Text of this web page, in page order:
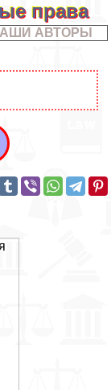
права
АВТОРЫ